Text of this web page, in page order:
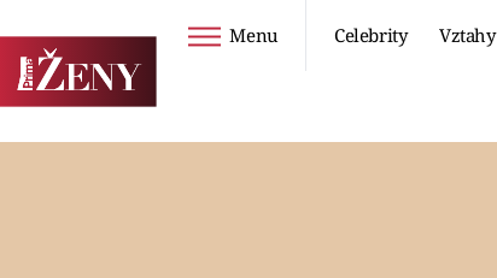
Menu Celebrity Vztahy